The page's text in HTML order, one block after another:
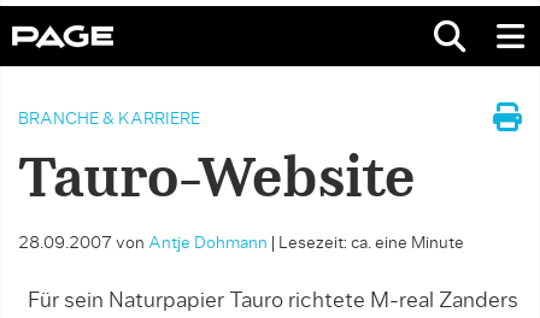
BRANCHE & KARRIERE
Tauro-Website
28.09.2007 von Antje Dohmann Lesezeit: ca. eine Minute
Für sein Naturpapier Tauro richtete M-real Zanders